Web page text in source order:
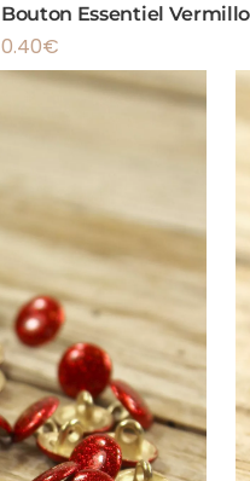
Bouton Essentiel
0.40€